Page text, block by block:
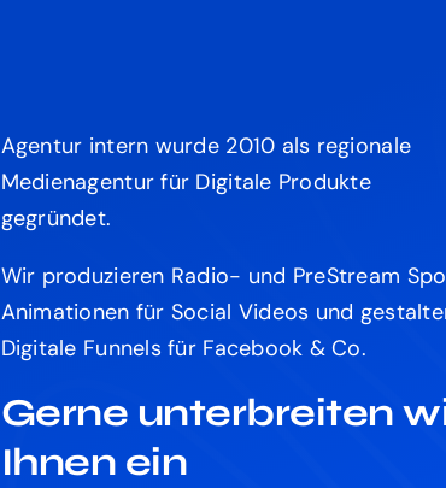
Agentur intern wurde 2010 als regionale
Medienagentur für Digitale Produkte
gegründet.
Wir produzieren Radio- und PreStream
Animationen für Social Videos und
Digitale Funnels für Facebook & Co.
Gerne unterbreiten
Ihnen ein